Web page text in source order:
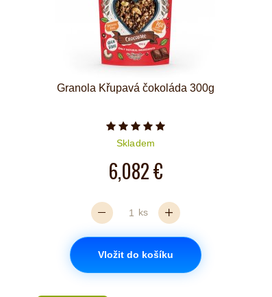
Granola Křupavá čokoláda 300g
Počet hvězdiček je 5 z 5
Skladem
6,082 €
ks
Vložit do košíku